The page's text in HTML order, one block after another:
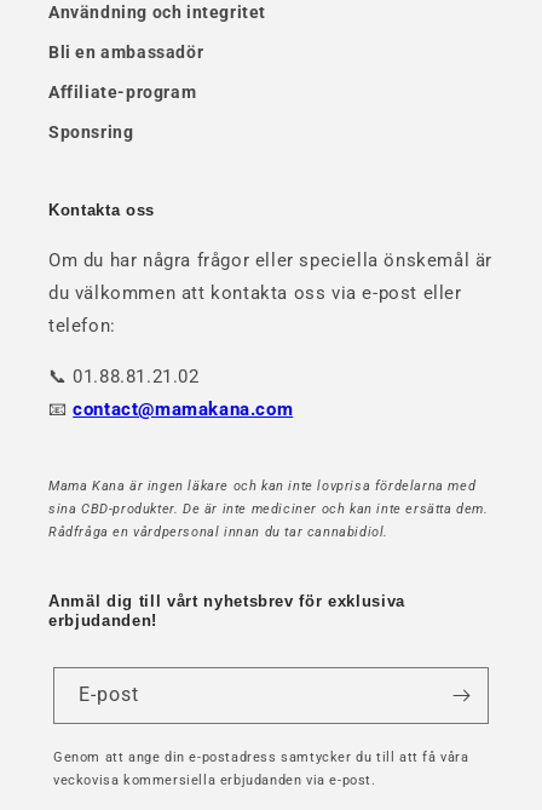
Användning och integritet
Bli en ambassadör
Affiliate-program
Sponsring
Kontakta oss
Om du har några frågor eller speciella önskemål är
du välkommen att kontakta oss via e-post eller
telefon:
📞 01.88.81.21.02
📧contact@mamakana.com
Mama Kana är ingen läkare och kan inte lovprisa fördelarna med
sina CBD-produkter. De är inte mediciner och kan inte ersätta dem.
Rådfråga en vårdpersonal innan du tar cannabidiol.
Anmäl dig till vårt nyhetsbrev för exklusiva
erbjudanden!
E-post
Genom att ange din e-postadress samtycker du till att få våra
veckovisa kommersiella erbjudanden via e-post.